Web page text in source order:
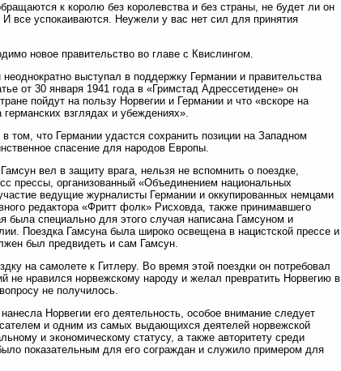
к королю без королевства и без страны, не будет ли он
все успокаиваются. Неужели у вас нет сил для принятия
новое правительство во главе с Квислингом.
выступал в поддержку Германии и правительства
от 30 января 1941 года в «Гримстад Адрессетидене» он
пойдут на пользу Норвегии и Германии и что «вскоре на
взглядах и убеждениях».
том, что Германии удастся сохранить позиции на Западном
спасение для народов Европы.
вел в защиту врага, нельзя не вспомнить о поездке,
прессы, организованный «Объединением национальных
ведущие журналисты Германии и оккупированных немцами
редактора «Фритт фолк» Рисховда, также принимавшего
была специально для этого случая написана Гамсуном и
Поездка Гамсуна была широко освещена в нацистской прессе и
был предвидеть и сам Гамсун.
на самолете к Гитлеру. Во время этой поездки он потребовал
не нравился норвежскому народу и желал превратить Норвегию в
не получилось.
Норвегии его деятельность, особое внимание следует
и одним из самых выдающихся деятелей норвежской
и экономическому статусу, а также авторитету среди
показательным для его сограждан и служило примером для